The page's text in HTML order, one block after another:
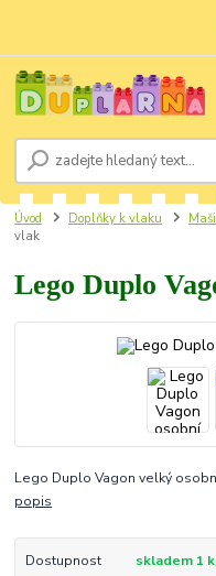
Úvod Doplňky k vlaku
vlak
Lego Duplo
Lego Duplo Vagon velký
popis
Dostupnost skladem 1